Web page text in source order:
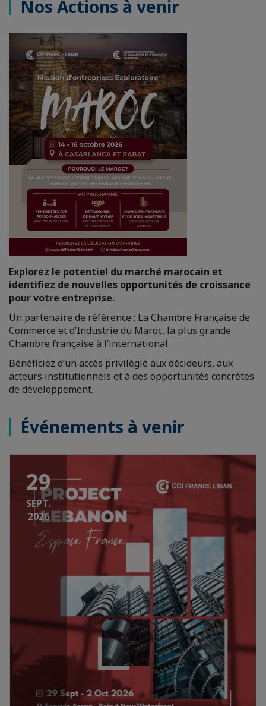
Nos Actions à venir
Explorez le potentiel du marché marocain et
identifiez de nouvelles opportunités de croissance
pour votre entreprise.
Un partenaire de référence : La Chambre Française de
Commerce et d’Industrie du Maroc, la plus grande
Chambre française à l’international.
Bénéficiez d’un accès privilégié aux décideurs, aux
acteurs institutionnels et à des opportunités concrètes
de développement.
Événements à venir
29
SEPT.
2026